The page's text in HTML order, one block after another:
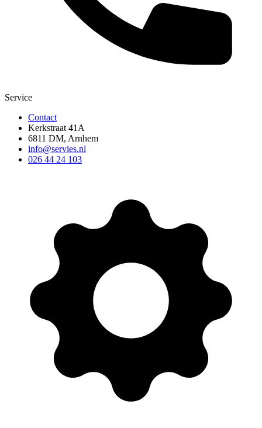
Service
Contact
Kerkstraat 41A
6811 DM, Arnhem
info@servies.nl
026 44 24 103